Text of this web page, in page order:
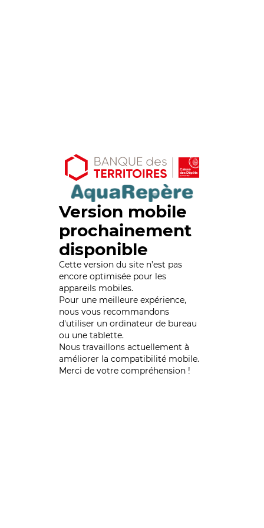
Version mobile
prochainement
disponible
Cette version du site n’est pas
encore optimisée pour les
appareils mobiles.
Pour une meilleure expérience,
nous vous recommandons
d'utiliser un ordinateur de bureau
ou une tablette.
Nous travaillons actuellement à
améliorer la compatibilité mobile.
Merci de votre compréhension !